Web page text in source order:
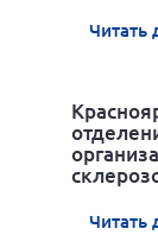
Читать
Читать